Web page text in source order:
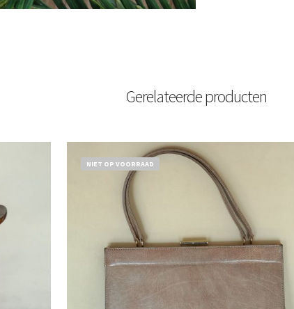
Gerelateerde producten
NIET OP VOORRAAD